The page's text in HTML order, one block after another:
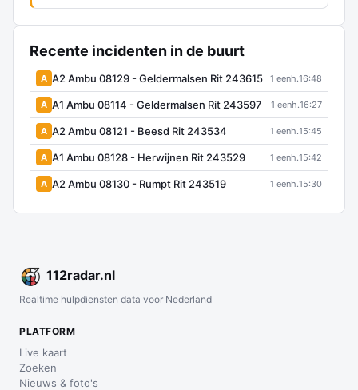
Recente incidenten in de buurt
A A2 Ambu 08129 - Geldermalsen Rit 243615 1 eenh.16:48
A A1 Ambu 08114 - Geldermalsen Rit 243597 1 eenh.16:27
A A2 Ambu 08121 - Beesd Rit 243534 1 eenh.15:45
A A1 Ambu 08128 - Herwijnen Rit 243529 1 eenh.15:42
A A2 Ambu 08130 - Rumpt Rit 243519 1 eenh.15:30
112radar.nl
Realtime hulpdiensten data voor Nederland
PLATFORM
Live kaart
Zoeken
Nieuws & foto's